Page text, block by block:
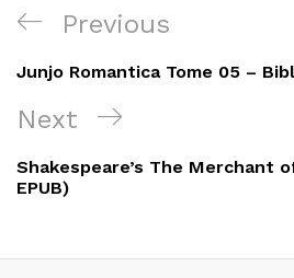
Navigation
de
l’article
Previous
Post
Previous
Junjo Romantica Tome 05 –
Next
Post
Next
Shakespeare’s The Merchant
EPUB)